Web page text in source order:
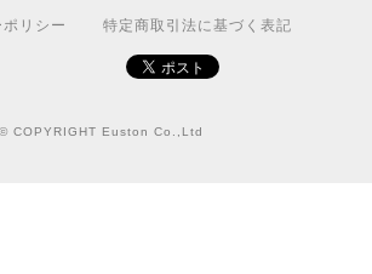
リシー 特定商取引法に基づく表記
© COPYRIGHT Euston Co.,Ltd